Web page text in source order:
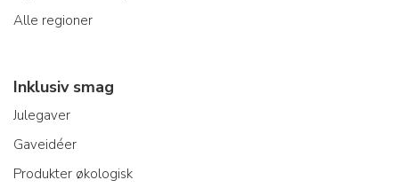
Alle regioner
Inklusiv smag
Julegaver
Gaveidéer
Produkter økologisk